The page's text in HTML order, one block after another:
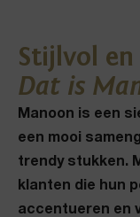
Stijlvol en
Dat is
Manoon is een
een mooi
trendy stukken.
klanten die hun
accentueren en